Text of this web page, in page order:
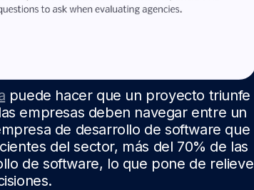
puede hacer que un proyecto triunfe
empresas deben navegar entre un
de desarrollo de software que
del sector, más del 70% de las
de software, lo que pone de relieve